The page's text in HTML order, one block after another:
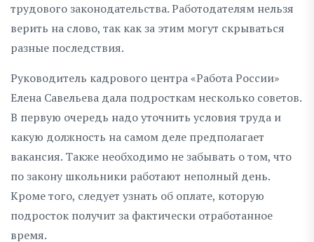
трудового законодательства. Работодателям нельзя
верить на слово, так как за этим могут скрываться
разные последствия.
Руководитель кадрового центра «Работа России»
Елена Савельева дала подросткам несколько советов.
В первую очередь надо уточнить условия труда и
какую должность на самом деле предполагает
вакансия. Также необходимо не забывать о том, что
по закону школьники работают неполный день.
Кроме того, следует узнать об оплате, которую
подросток получит за фактически отработанное
время.